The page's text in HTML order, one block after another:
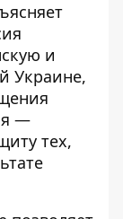
и
Украине,
—
тех,